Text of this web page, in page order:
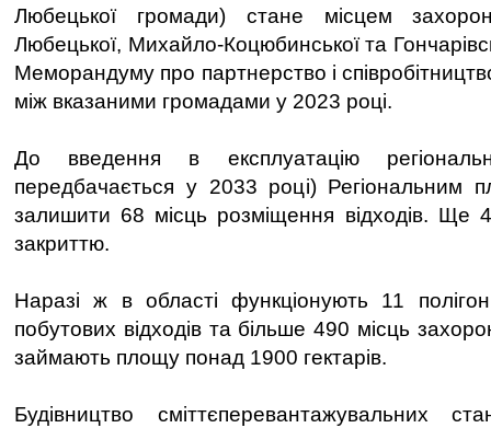
Любецької громади) стане місцем
Любецької, Михайло-Коцюбинської та
Меморандуму про партнерство і
між вказаними громадами у 2023 році.
До введення в експлуатацію
передбачається у 2033 році) Регіональним
залишити 68 місць розміщення відходів. Ще
закриттю.
Наразі ж в області функціонують 11
побутових відходів та більше 490 місць
займають площу понад 1900 гектарів.
Будівництво сміттєперевантажувальних